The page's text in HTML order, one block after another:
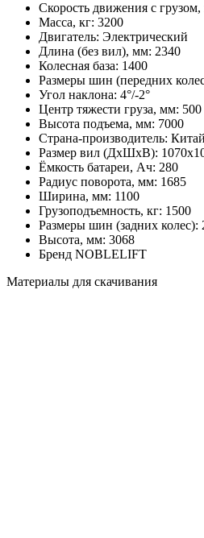
Скорость движения с
Масса, кг: 3200
Двигатель: Электрический
Длина (без вил), мм: 2340
Колесная база: 1400
Размеры шин (передних
Угол наклона: 4°/-2°
Центр тяжести груза, мм: 500
Высота подъема, мм: 7000
Страна-производитель: Китай
Размер вил (ДхШхВ):
Ёмкость батареи, Ач: 280
Радиус поворота, мм: 1685
Ширина, мм: 1100
Грузоподъемность, кг: 1500
Размеры шин (задних колес):
Высота, мм: 3068
Бренд NOBLELIFT
Материалы для скачивания